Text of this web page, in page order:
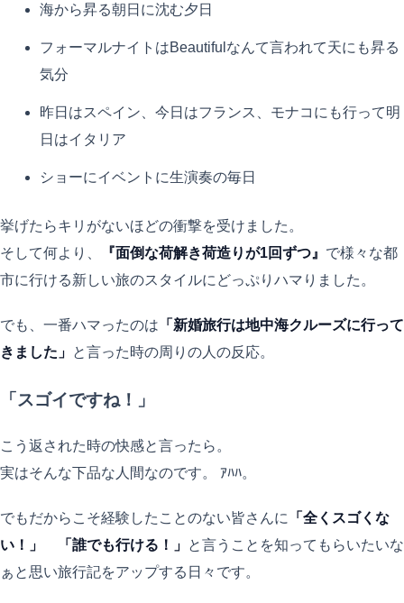
海から昇る朝日に沈む夕日
フォーマルナイトはBeautifulなんて言われて天にも昇る
気分
昨日はスペイン、今日はフランス、モナコにも行って明
日はイタリア
ショーにイベントに生演奏の毎日
挙げたらキリがないほどの衝撃を受けました。
そして何より、
『面倒な荷解き荷造りが1回ずつ』 で様々な都
市に行ける新しい旅のスタイルにどっぷりハマりました。
でも、一番ハマったのは 「新婚旅行は地中海クルーズに行って
きました」 と言った時の周りの人の反応。
「スゴイですね！」
こう返された時の快感と言ったら。
実はそんな下品な人間なのです。 ｱﾊﾊ。
でもだからこそ経験したことのない皆さんに
「全くスゴくな
い！」
「誰でも行ける！」 と言うことを知ってもらいたいな
ぁと思い旅行記をアップする日々です。